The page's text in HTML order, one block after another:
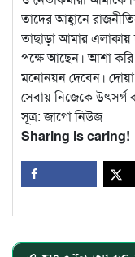
তাদের আহ্বানে
তাছাড়া আমার
পক্ষে আছেন। আশা করি
মনোনয়ন দেবেন।
সেবায় নিজেকে উৎসর্গ
সূত্র: জাগো নিউজ
Sharing is caring!